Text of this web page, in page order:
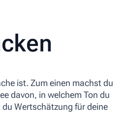
ist. Zum einen machst du
davon, in welchem Ton du
Wertschätzung für deine